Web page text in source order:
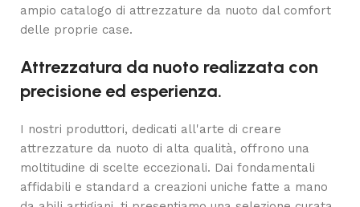
ampio catalogo di attrezzature da nuoto dal comfort
delle proprie case.
Attrezzatura da nuoto realizzata con
precisione ed esperienza.
I nostri produttori, dedicati all'arte di creare
attrezzature da nuoto di alta qualità, offrono una
moltitudine di scelte eccezionali. Dai fondamentali
affidabili e standard a creazioni uniche fatte a mano